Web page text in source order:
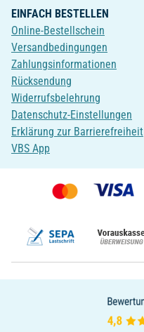
EINFACH BESTELLEN
Online-Bestellschein
Versandbedingungen
Zahlungsinformationen
Rücksendung
Widerrufsbelehrung
Datenschutz-Einstellungen
Erklärung zur Barrierefreiheit
VBS App